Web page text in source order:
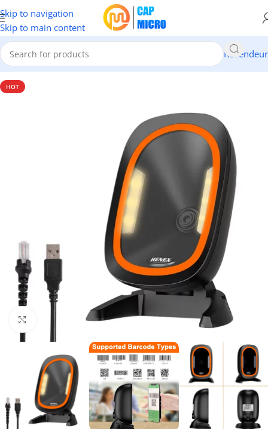
Skip to navigation
Skip to main content
Revendeur
Accueil/Lecteurs/Scanner 1D/2D
HOT
Click to enlarge